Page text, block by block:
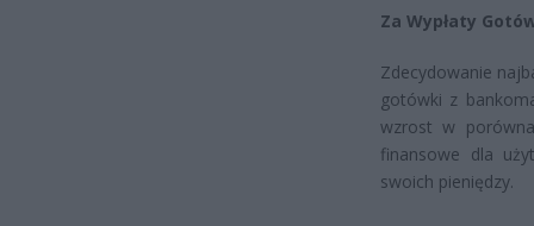
Za Wypłaty
Zdecydowanie
gotówki z
wzrost w
finansowe dla
swoich pieniędzy.